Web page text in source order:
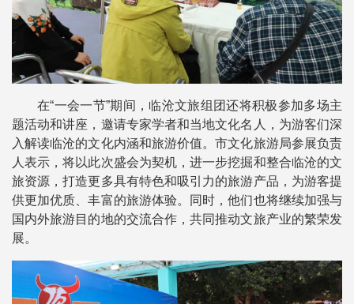
在“一会一节”期间，临沧文旅组团还将积极参加多场主
题活动和讲座，邀请专家学者和当地文化名人，为游客们深
入解读临沧的文化内涵和旅游价值。市文化旅游局参展负责
人表示，将以此次盛会为契机，进一步挖掘和整合临沧的文
旅资源，打造更多具有特色和吸引力的旅游产品，为游客提
供更加优质、丰富的旅游体验。同时，他们也将继续加强与
国内外旅游目的地的交流合作，共同推动文旅产业的繁荣发
展。